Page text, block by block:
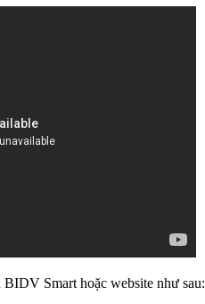
Smart hoặc website như sau: